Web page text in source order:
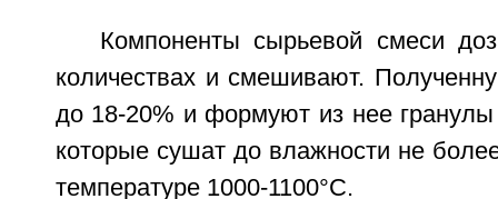
Компоненты сырьевой смеси
количествах и смешивают.
до 18-20% и формуют из нее
которые сушат до влажности не
температуре 1000-1100°C.